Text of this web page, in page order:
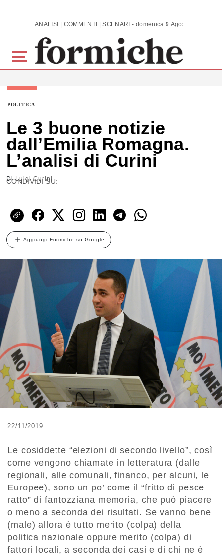
Skip to main content ANALISI | COMMENTI | SCENARI - domenica 9 Agosto 2026
POLITICA
Le 3 buone notizie
dall’Emilia Romagna.
L’analisi di Curini
DiLuigi Curini
CONDIVIDI SU:
Aggiungi Formiche su Google
22/11/2019
Le cosiddette “elezioni di secondo livello”, così
come vengono chiamate in letteratura (dalle
regionali, alle comunali, financo, per alcuni, le
Europee), sono un po’ come il “fritto di pesce
ratto” di fantozziana memoria, che può piacere
o meno a seconda dei risultati. Se vanno bene
(male) allora è tutto merito (colpa) della
politica nazionale oppure merito (colpa) di
fattori locali, a seconda dei casi e di chi ne è